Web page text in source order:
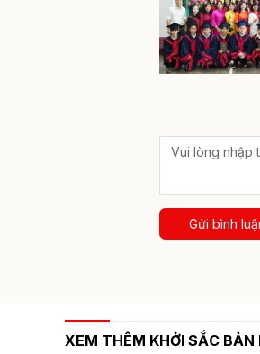
Gửi bình
XEM THÊM KHỞI SẮC BẢN